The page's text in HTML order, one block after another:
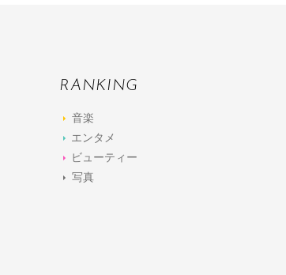
RANKING
音楽
エンタメ
ビューティー
写真